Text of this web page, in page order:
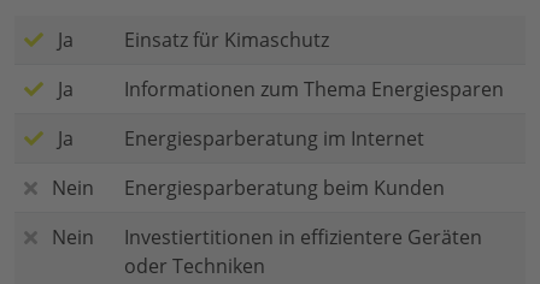
Ja
Einsatz für Kimaschutz
Ja
Informationen zum Thema Energiesparen
Ja
Energiesparberatung im Internet
Nein
Energiesparberatung beim Kunden
Nein
Investiertitionen in effizientere Geräten
oder Techniken